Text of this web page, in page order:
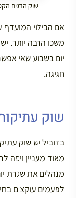
שוק הדגים
אם הבילוי המועדף
משכו הרבה יותר.
יום בשבוע שאי
חגיגה.
שוק
בדוביל יש שוק
מאוד מעניין ויפה
מנהלים את שגרת
לפעמים עוקצים